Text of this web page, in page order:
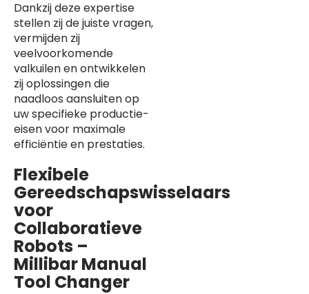
Dankzij deze expertise
stellen zij de juiste vragen,
vermijden zij
veelvoorkomende
valkuilen en ontwikkelen
zij oplossingen die
naadloos aansluiten op
uw specifieke productie-
eisen voor maximale
efficiëntie en prestaties.
Flexibele
Gereedschapswisselaars
voor
Collaboratieve
Robots –
Millibar Manual
Tool Changer